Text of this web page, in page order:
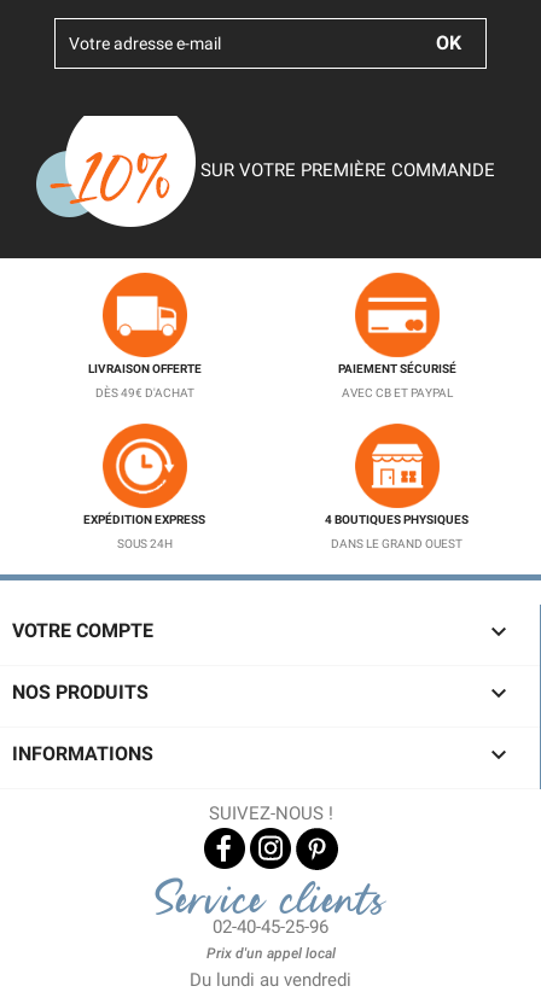
SUR VOTRE PREMIÈRE COMMANDE
LIVRAISON OFFERTE
DÈS 49€ D'ACHAT
PAIEMENT SÉCURISÉ
AVEC CB ET PAYPAL
EXPÉDITION EXPRESS
SOUS 24H
4 BOUTIQUES PHYSIQUES
DANS LE GRAND OUEST
VOTRE COMPTE 
NOS PRODUITS 
INFORMATIONS 
SUIVEZ-NOUS !
Service clients
02-40-45-25-96
Prix d'un appel local
Du lundi au vendredi